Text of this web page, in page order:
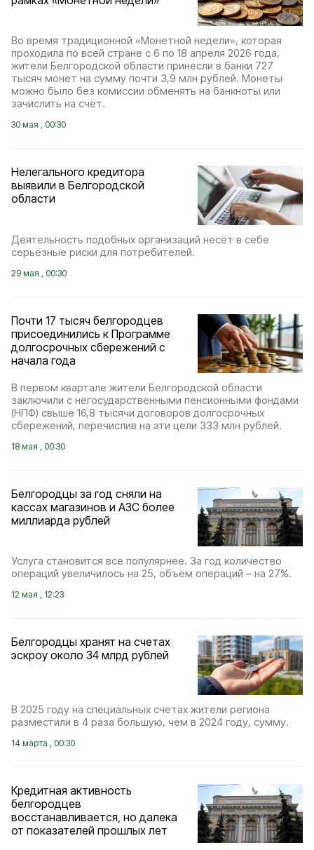
Во время традиционной «Монетной недели», которая
проходила по всей стране с 6 по 18 апреля 2026 года,
жители Белгородской области принесли в банки 727
тысяч монет на сумму почти 3,9 млн рублей. Монеты
можно было без комиссии обменять на банкноты или
зачислить на счёт.
30 мая , 00:30
Нелегального кредитора
выявили в Белгородской
области
Деятельность подобных организаций несёт в себе
серьёзные риски для потребителей.
29 мая , 00:30
Почти 17 тысяч белгородцев
присоединились к Программе
долгосрочных сбережений с
начала года
В первом квартале жители Белгородской области
заключили с негосударственными пенсионными фондами
(НПФ) свыше 16,8 тысячи договоров долгосрочных
сбережений, перечислив на эти цели 333 млн рублей.
18 мая , 00:30
Белгородцы за год сняли на
кассах магазинов и АЗС более
миллиарда рублей
Услуга становится все популярнее. За год количество
операций увеличилось на 25, объём операций – на 27%.
12 мая , 12:23
Белгородцы хранят на счетах
эскроу около 34 млрд рублей
В 2025 году на специальных счетах жители региона
разместили в 4 раза большую, чем в 2024 году, сумму.
14 марта , 00:30
Кредитная активность
белгородцев
восстанавливается, но далека
от показателей прошлых лет